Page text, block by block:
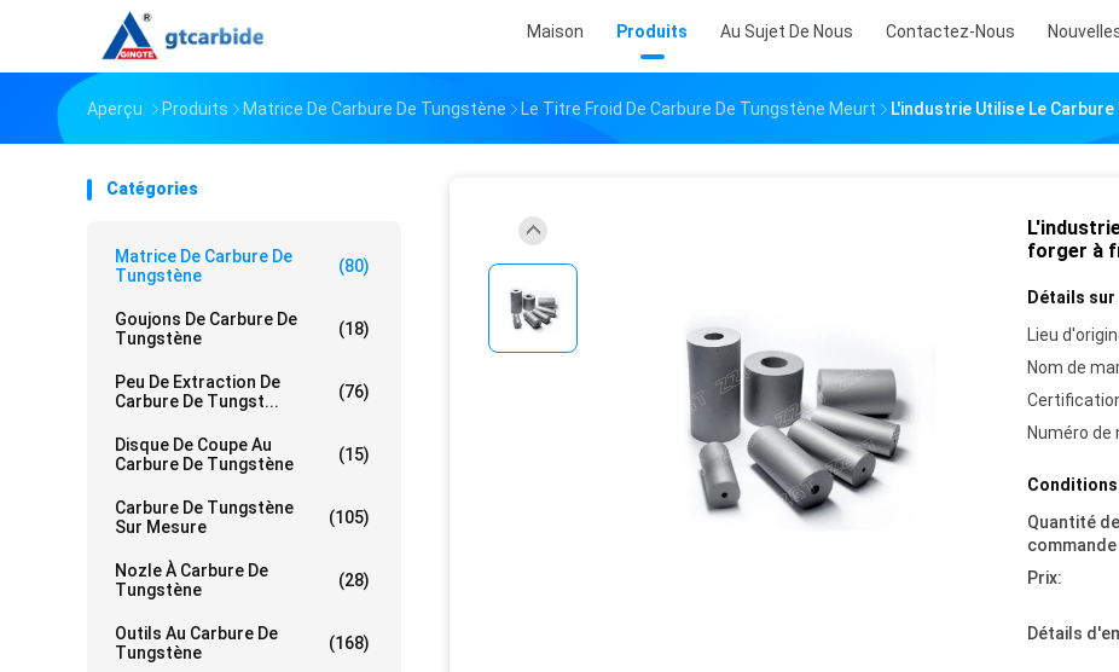
Maison Produits Au Sujet De Nous Contactez-Nous
Aperçu Produits Matrice De Carbure De Tungstène Le Titre Froid De Carbure De Tungstène Meurt L'industrie Utilise Le
Catégories
Matrice De Carbure De
Tungstène
(80)
Goujons De Carbure De
Tungstène
(18)
Peu De Extraction De
Carbure De Tungst...
(76)
Disque De Coupe Au
Carbure De Tungstène
(15)
Carbure De Tungstène
Sur Mesure
(105)
Nozle À Carbure De
Tungstène
(28)
Outils Au Carbure De
Tungstène
(168)
forger à
Détails
Lieu
Nom de
Numéro de
Quantité de
commande
Prix:
Détails